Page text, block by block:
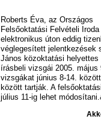
Roberts Éva, az Országos
Felsőoktatási Felvételi
elektronikus úton eddig
véglegesített jelentkezések
János közoktatási
írásbeli vizsgái 2005.
vizsgákat június 8-14.
között tartják. A
július 11-ig lehet